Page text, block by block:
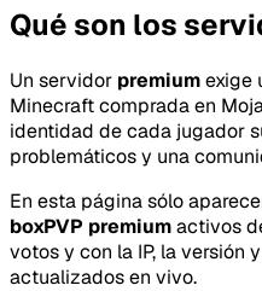
Qué son los
Un servidor premiumexige
Minecraft comprada en
identidad de cada jugador
problemáticos y una
En esta página sólo
boxPVP premiumactivos
votos y con la IP, la versión
actualizados en vivo.